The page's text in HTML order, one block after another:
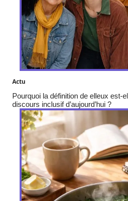
Actu
Pourquoi la définition de elleux est-
discours inclusif d’aujourd’hui ?